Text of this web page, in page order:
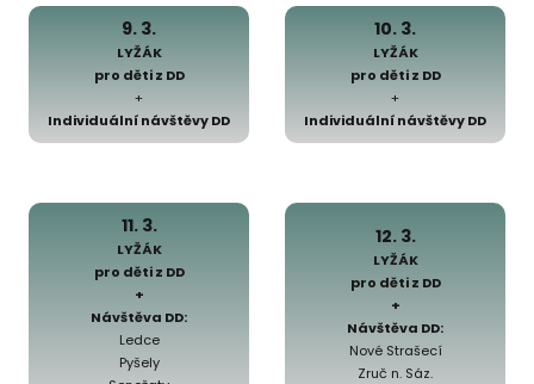
9. 3.
LYŽÁK
pro děti z DD
+
Individuální návštěvy DD
10. 3.
LYŽÁK
pro děti z DD
+
Individuální návštěvy DD
11. 3.
LYŽÁK
pro děti z DD
+
Návštěva DD:
Ledce
Pyšely
12. 3.
LYŽÁK
pro děti z DD
+
Návštěva DD:
Nové Strašecí
Zruč n. Sáz.